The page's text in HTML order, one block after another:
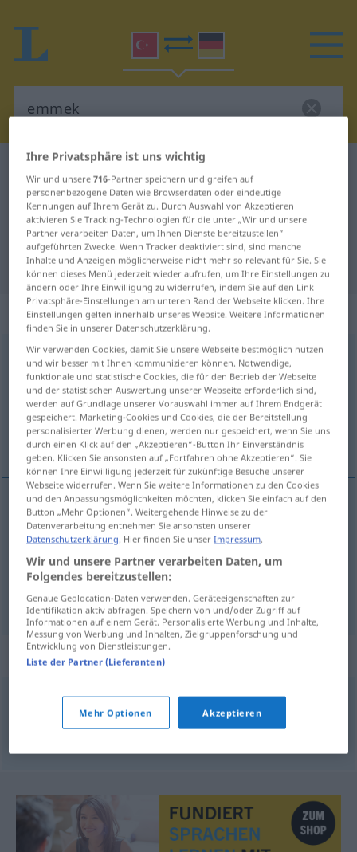
Türkisch-Deutsch Wörterbuch
Türkisch-Deutsch Übersetzung für
"emmek"
"emmek" Deutsch Übersetzung
„emmek“
emmek <-er;-i>
Übersicht aller Übersetzungen
(Für mehr Details die Übersetzung anklicken/antippen)
saugen, einsaugen, aufsaugen, absorbieren
saugen(an DAT) emmek
einsaugen Milch emmek
aufsaugen,absorbierenBoden emmek
Beispielsätze für "emmek"
kanını emmek
hemmungslosausbeuten( -INAKK)
Ihre Privatsphäre ist uns wichtig
Wir und unsere716-Partner speichern und greifen auf
personenbezogene Daten wie Browserdaten oder eindeutige
Kennungen auf Ihrem Gerät zu. Durch Auswahl von Akzeptieren
aktivieren Sie Tracking-Technologien für die unter „Wir und unsere
Partner verarbeiten Daten, um Ihnen Dienste bereitzustellen“
aufgeführten Zwecke. Wenn Tracker deaktiviert sind, sind manche
Inhalte und Anzeigen möglicherweise nicht mehr so relevant für Sie. Sie
können dieses Menü jederzeit wieder aufrufen, um Ihre Einstellungen zu
ändern oder Ihre Einwilligung zu widerrufen, indem Sie auf den Link
Privatsphäre-Einstellungen am unteren Rand der Webseite klicken. Ihre
Einstellungen gelten innerhalb unseres Website. Weitere Informationen
finden Sie in unserer Datenschutzerklärung.
Wir verwenden Cookies, damit Sie unsere Webseite bestmöglich nutzen
und wir besser mit Ihnen kommunizieren können. Notwendige,
funktionale und statistische Cookies, die für den Betrieb der Webseite
und der statistischen Auswertung unserer Webseite erforderlich sind,
werden auf Grundlage unserer Vorauswahl immer auf Ihrem Endgerät
gespeichert. Marketing-Cookies und Cookies, die der Bereitstellung
personalisierter Werbung dienen, werden nur gespeichert, wenn Sie uns
durch einen Klick auf den „Akzeptieren“-Button Ihr Einverständnis
geben. Klicken Sie ansonsten auf „Fortfahren ohne Akzeptieren“. Sie
können Ihre Einwilligung jederzeit für zukünftige Besuche unserer
Webseite widerrufen. Wenn Sie weitere Informationen zu den Cookies
und den Anpassungsmöglichkeiten möchten, klicken Sie einfach auf den
Button „Mehr Optionen“. Weitergehende Hinweise zu der
Datenverarbeitung entnehmen Sie ansonsten unserer
Datenschutzerklärung. Hier finden Sie unserImpressum.
Wir und unsere Partner verarbeiten Daten, um
Folgendes bereitzustellen:
Genaue Geolocation-Daten verwenden. Geräteeigenschaften zur
Identifikation aktiv abfragen. Speichern von und/oder Zugriff auf
Informationen auf einem Gerät. Personalisierte Werbung und Inhalte,
Messung von Werbung und Inhalten, Zielgruppenforschung und
Entwicklung von Dienstleistungen.
Liste der Partner (Lieferanten)
Mehr Optionen Akzeptieren